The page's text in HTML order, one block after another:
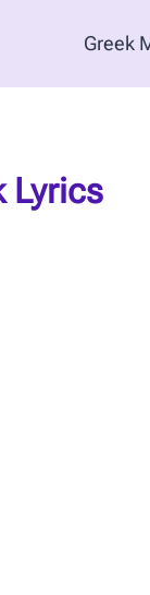
Greek
Lyrics